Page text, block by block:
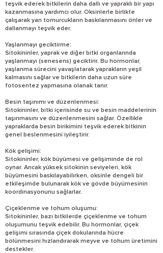
teşvik ederek bitkilerin daha dallı ve yapraklı bir yapı
kazanmasına yardımcı olur. Oksinlerle birlikte
çalışarak yan tomurcukların baskılanmasını önler ve
dallanmayı teşvik eder.
Yaşlanmayı geciktirme:
Sitokininler, yaprak ve diğer bitki organlarında
yaşlanmayı (senesens) geciktirir. Bu hormonlar,
yaşlanma sürecini yavaşlatarak yaprakların yeşil
kalmasını sağlar ve bitkilerin daha uzun süre
fotosentez yapmasına olanak tanır.
Besin taşınımı ve düzenlenmesi:
Sitokininler, bitki içerisinde su ve besin maddelerinin
taşınmasını ve düzenlenmesini sağlar. Özellikle
yapraklarda besin birikimini teşvik ederek bitkinin
genel beslenmesini iyileştirir.
Kök gelişimi:
Sitokininler, kök büyümesi ve gelişiminde de rol
oynar. Ancak yüksek sitokinin seviyeleri, kök
büyümesini baskılayabilirken, oksinle dengeli bir
etkileşimde bulunarak kök ve gövde büyümesinin
koordinasyonunu sağlarlar.
Çiçeklenme ve tohum oluşumu:
Sitokininler, bazı bitkilerde çiçeklenme ve tohum
oluşumunu teşvik edebilir. Bu hormonlar, çiçek
gelişimi sırasında çiçek dokularında hücre
bölünmesini hızlandırarak meyve ve tohum üretimini
destekler.